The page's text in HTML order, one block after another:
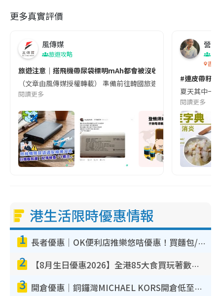
更多真實評價
風傳媒
旅遊攻略
旅遊注意｜搭飛機帶尿袋標明mAh都會被沒收😱出發前切記檢查
（文章由風傳媒授權轉載） 準備前往韓國旅遊的民眾，近期要
閱讀更多
營養
香港
#連皮帶籽
夏天其中一
閱讀更多
港生活限時優惠情報
1 長者優惠｜OK便利店推樂悠咭優惠！買麵包/牛奶/保健品拍卡即減
2 【8月生日優惠2026】全港85大食買玩著數攻略 自助餐/火鍋放題同行免費＋誠品/DONKI送現金券
3 開倉優惠｜銅鑼灣MICHAEL KORS開倉低至17折！直擊$500起買手袋/銀包/鞋款 必買經典Jet Set系列